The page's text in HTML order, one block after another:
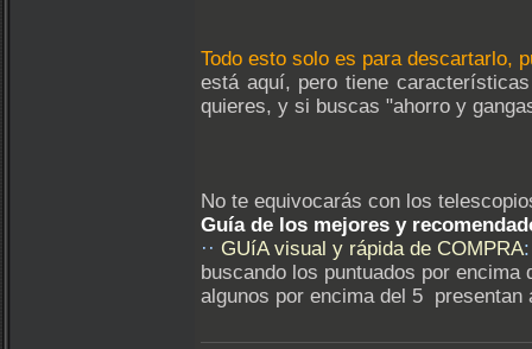
Todo esto solo es para descartarlo,
está aquí, pero tiene
quieres, y si buscas "ahorro y
No te equivocarás con los
Guía de los mejores y
·· GUíA visual y rápida de COMPRA
buscando los puntuados por encima
algunos por encima del 5